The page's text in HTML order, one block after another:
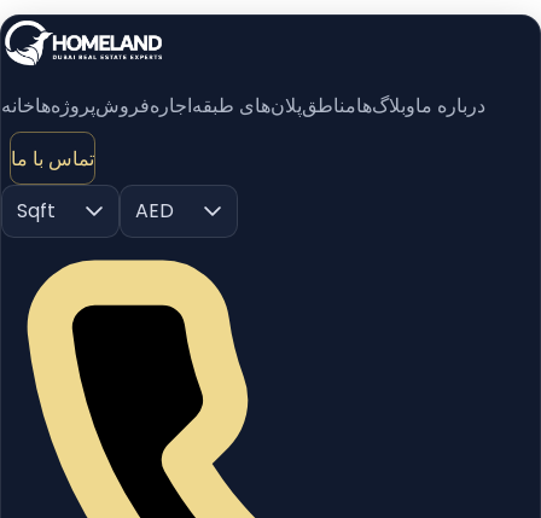
خانهپروژه‌هافروشاجارهپلان‌های طبقهمناطقوبلاگ‌هادرباره ما
تماس با ما
Sqft
AED